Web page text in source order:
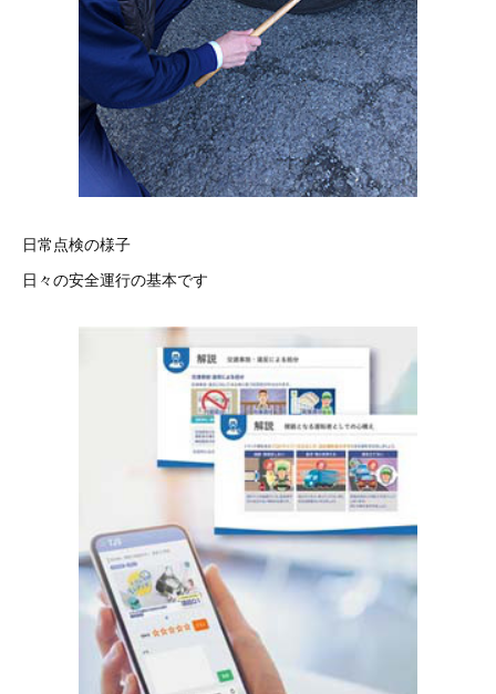
日常点検の様子
日々の安全運行の基本です